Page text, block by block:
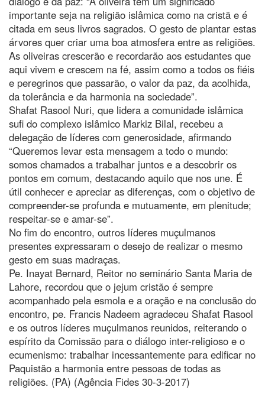
importante seja na religião islâmica como na cristã e é
citada em seus livros sagrados. O gesto de plantar estas
árvores quer criar uma boa atmosfera entre as religiões.
As oliveiras crescerão e recordarão aos estudantes que
aqui vivem e crescem na fé, assim como a todos os fiéis
e peregrinos que passarão, o valor da paz, da acolhida,
da tolerância e da harmonia na sociedade”.
Shafat Rasool Nuri, que lidera a comunidade islâmica
sufi do complexo islâmico Markiz Bilal, recebeu a
delegação de líderes com generosidade, afirmando
“Queremos levar esta mensagem a todo o mundo:
somos chamados a trabalhar juntos e a descobrir os
pontos em comum, destacando aquilo que nos une. É
útil conhecer e apreciar as diferenças, com o objetivo de
compreender-se profunda e mutuamente, em plenitude;
respeitar-se e amar-se”.
No fim do encontro, outros líderes muçulmanos
presentes expressaram o desejo de realizar o mesmo
gesto em suas madraças.
Pe. Inayat Bernard, Reitor no seminário Santa Maria de
Lahore, recordou que o jejum cristão é sempre
acompanhado pela esmola e a oração e na conclusão do
encontro, pe. Francis Nadeem agradeceu Shafat Rasool
e os outros líderes muçulmanos reunidos, reiterando o
espírito da Comissão para o diálogo inter-religioso e o
ecumenismo: trabalhar incessantemente para edificar no
Paquistão a harmonia entre pessoas de todas as
religiões. (PA) (Agência Fides 30-3-2017)